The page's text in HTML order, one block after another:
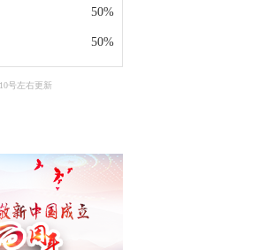
50%
50%
号左右更新